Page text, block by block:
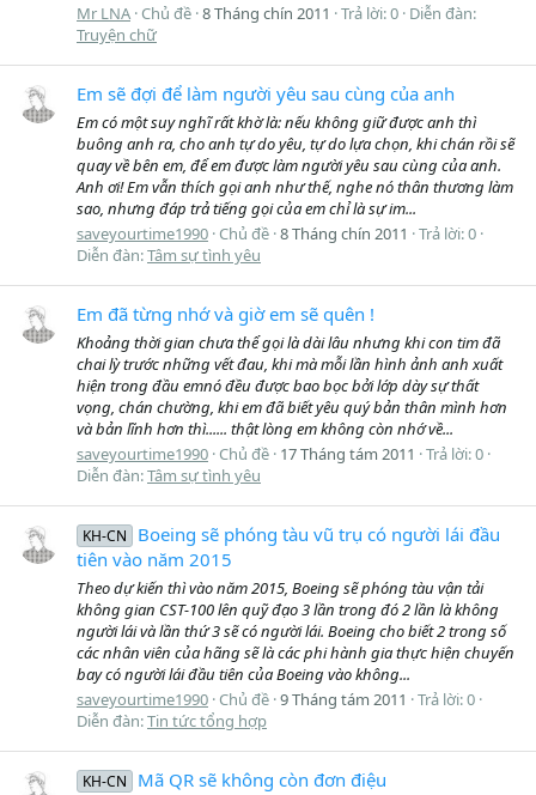
Mr LNA Chủ đề 8 Tháng chín 2011 Trả lời: 0 Diễn đàn:
Truyện chữ
Em sẽ đợi để làm người yêu sau cùng của anh
Em có một suy nghĩ rất khờ là: nếu không giữ được anh thì
buông anh ra, cho anh tự do yêu, tự do lựa chọn, khi chán rồi sẽ
quay về bên em, để em được làm người yêu sau cùng của anh.
Anh ơi! Em vẫn thích gọi anh như thế, nghe nó thân thương làm
sao, nhưng đáp trả tiếng gọi của em chỉ là sự im...
saveyourtime1990 Chủ đề 8 Tháng chín 2011
Trả lời: 0
Diễn đàn:Tâm sự tình yêu
Em đã từng nhớ và giờ em sẽ quên !
Khoảng thời gian chưa thể gọi là dài lâu nhưng khi con tim đã
chai lỳ trước những vết đau, khi mà mỗi lần hình ảnh anh xuất
hiện trong đầu emnó đều được bao bọc bởi lớp dày sự thất
vọng, chán chường, khi em đã biết yêu quý bản thân mình hơn
và bản lĩnh hơn thì...... thật lòng em không còn nhớ về...
saveyourtime1990 Chủ đề 17 Tháng tám 2011
Trả lời: 0
Diễn đàn:Tâm sự tình yêu
KH-CN
Boeing sẽ phóng tàu vũ trụ có người lái đầu
tiên vào năm 2015
Theo dự kiến thì vào năm 2015, Boeing sẽ phóng tàu vận tải
không gian CST-100 lên quỹ đạo 3 lần trong đó 2 lần là không
người lái và lần thứ 3 sẽ có người lái. Boeing cho biết 2 trong số
các nhân viên của hãng sẽ là các phi hành gia thực hiện chuyến
bay có người lái đầu tiên của Boeing vào không...
saveyourtime1990 Chủ đề 9 Tháng tám 2011
Trả lời: 0
Diễn đàn:Tin tức tổng hợp
KH-CN Mã QR sẽ không còn đơn điệu